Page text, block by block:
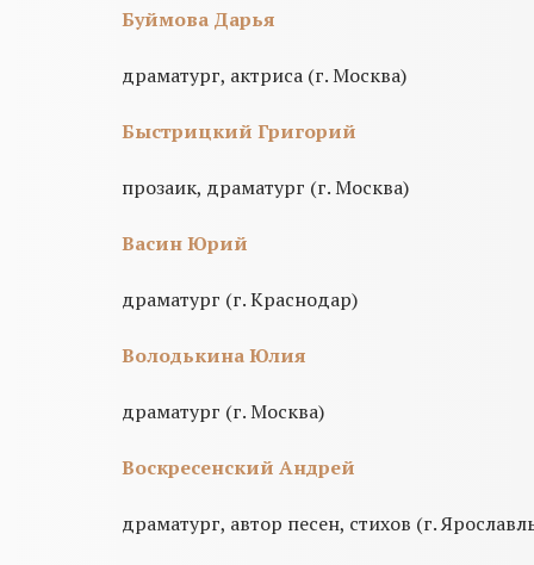
Буймова Дарья
драматург, актриса (г. Москва)
Быстрицкий Григорий
прозаик, драматург (г. Москва)
Васин Юрий
драматург (г. Краснодар)
Володькина Юлия
драматург (г. Москва)
Воскресенский Андрей
драматург, автор песен, стихов (г.